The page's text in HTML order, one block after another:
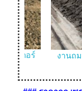
งานถมดิน เท